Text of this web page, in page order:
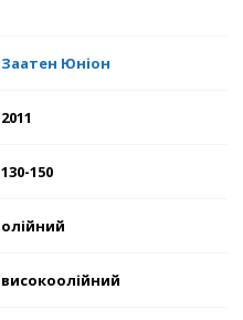
Заатен Юніон
2011
130-150
олійний
високоолійний